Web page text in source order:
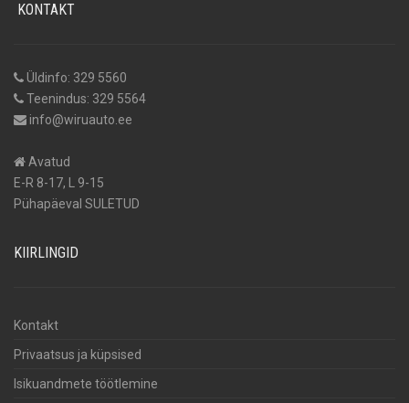
KONTAKT
Üldinfo: 329 5560
Teenindus: 329 5564
info@wiruauto.ee
Avatud
E-R 8-17, L 9-15
Pühapäeval SULETUD
KIIRLINGID
Kontakt
Privaatsus ja küpsised
Isikuandmete töötlemine